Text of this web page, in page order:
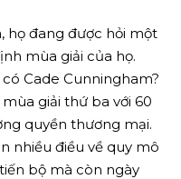
họ đang được hỏi một
mùa giải của họ.
Cade Cunningham?
giải thứ ba với 60
quyền thương mại.
nhiều điều về quy mô
bộ mà còn ngày